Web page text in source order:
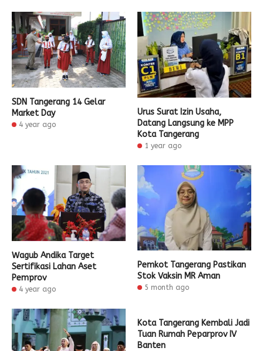
SDN Tangerang 14 Gelar
Market Day
4 year ago
Urus Surat Izin Usaha,
Datang Langsung ke MPP
Kota Tangerang
1 year ago
Wagub Andika Target
Sertifikasi Lahan Aset
Pemprov
4 year ago
Pemkot Tangerang Pastikan
Stok Vaksin MR Aman
5 month ago
Kota Tangerang Kembali Jadi
Tuan Rumah Peparprov IV
Banten